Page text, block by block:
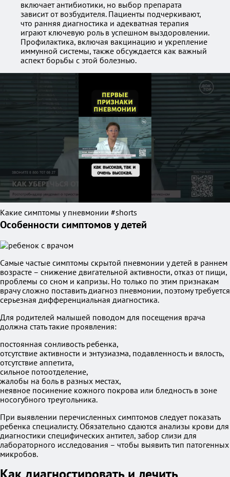
включает антибиотики, но выбор препарата
зависит от возбудителя. Пациенты подчеркивают,
что ранняя диагностика и адекватная терапия
играют ключевую роль в успешном выздоровлении.
Профилактика, включая вакцинацию и укрепление
иммунной системы, также обсуждается как важный
аспект борьбы с этой болезнью.
Какие симптомы у пневмонии #shorts
Особенности симптомов у детей
Самые частые симптомы скрытой пневмонии у детей в раннем
возрасте – снижение двигательной активности, отказ от пищи,
проблемы со сном и капризы. Но только по этим признакам
врачу сложно поставить диагноз пневмонии, поэтому требуется
серьезная дифференциальная диагностика.
Для родителей малышей поводом для посещения врача
должна стать такие проявления:
постоянная сонливость ребенка,
отсутствие активности и энтузиазма, подавленность и вялость,
отсутствие аппетита,
сильное потоотделение,
жалобы на боль в разных местах,
неявное посинение кожного покрова или бледность в зоне
носогубного треугольника.
При выявлении перечисленных симптомов следует показать
ребенка специалисту. Обязательно сдаются анализы крови для
диагностики специфических антител, забор слизи для
лабораторного исследования – чтобы выявить тип патогенных
микробов.